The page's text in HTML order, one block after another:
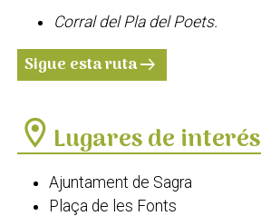
Corral del Pla del Poets.
Sigue esta rutaarrow_right_alt
location_on Lugares de interés
Ajuntament de Sagra
Plaça de les Fonts